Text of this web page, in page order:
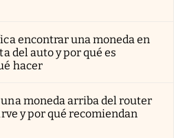
encontrar una moneda en
del auto y por qué es
hacer
moneda arriba del router
y por qué recomiendan